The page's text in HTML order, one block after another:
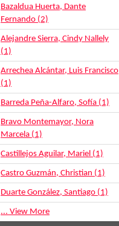
Bazaldua Huerta, Dante
Fernando (2)
Alejandre Sierra, Cindy Nallely
(1)
Arrechea Alcántar, Luis Francisco
(1)
Barreda Peña-Alfaro, Sofía (1)
Bravo Montemayor, Nora
Marcela (1)
Castillejos Aguilar, Mariel (1)
Castro Guzmán, Christian (1)
Duarte González, Santiago (1)
... View More